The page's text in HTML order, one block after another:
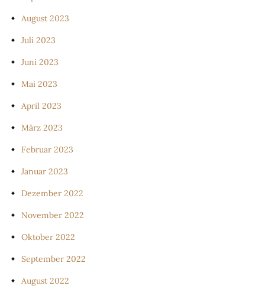
August 2023
Juli 2023
Juni 2023
Mai 2023
April 2023
März 2023
Februar 2023
Januar 2023
Dezember 2022
November 2022
Oktober 2022
September 2022
August 2022